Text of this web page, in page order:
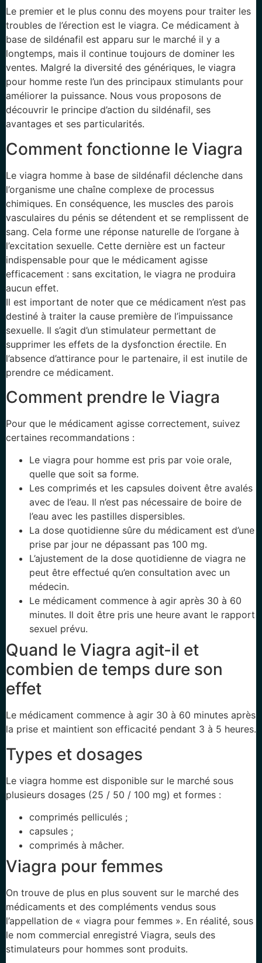
Le premier et le plus connu des moyens pour traiter les
troubles de l’érection est le viagra. Ce médicament à
base de sildénafil est apparu sur le marché il y a
longtemps, mais il continue toujours de dominer les
ventes. Malgré la diversité des génériques, le viagra
pour homme reste l’un des principaux stimulants pour
améliorer la puissance. Nous vous proposons de
découvrir le principe d’action du sildénafil, ses
avantages et ses particularités.
Comment fonctionne le Viagra
Le viagra homme à base de sildénafil déclenche dans
l’organisme une chaîne complexe de processus
chimiques. En conséquence, les muscles des parois
vasculaires du pénis se détendent et se remplissent de
sang. Cela forme une réponse naturelle de l’organe à
l’excitation sexuelle. Cette dernière est un facteur
indispensable pour que le médicament agisse
efficacement : sans excitation, le viagra ne produira
aucun effet.
Il est important de noter que ce médicament n’est pas
destiné à traiter la cause première de l’impuissance
sexuelle. Il s’agit d’un stimulateur permettant de
supprimer les effets de la dysfonction érectile. En
l’absence d’attirance pour le partenaire, il est inutile de
prendre ce médicament.
Comment prendre le Viagra
Pour que le médicament agisse correctement, suivez
certaines recommandations :
Le viagra pour homme est pris par voie orale,
quelle que soit sa forme.
Les comprimés et les capsules doivent être avalés
avec de l’eau. Il n’est pas nécessaire de boire de
l’eau avec les pastilles dispersibles.
La dose quotidienne sûre du médicament est d’une
prise par jour ne dépassant pas 100 mg.
L’ajustement de la dose quotidienne de viagra ne
peut être effectué qu’en consultation avec un
médecin.
Le médicament commence à agir après 30 à 60
minutes. Il doit être pris une heure avant le rapport
sexuel prévu.
Quand le Viagra agit-il et
combien de temps dure son
effet
Le médicament commence à agir 30 à 60 minutes après
la prise et maintient son efficacité pendant 3 à 5 heures.
Types et dosages
Le viagra homme est disponible sur le marché sous
plusieurs dosages (25 / 50 / 100 mg) et formes :
comprimés pelliculés ;
capsules ;
comprimés à mâcher.
Viagra pour femmes
On trouve de plus en plus souvent sur le marché des
médicaments et des compléments vendus sous
l’appellation de « viagra pour femmes ». En réalité, sous
le nom commercial enregistré Viagra, seuls des
stimulateurs pour hommes sont produits.